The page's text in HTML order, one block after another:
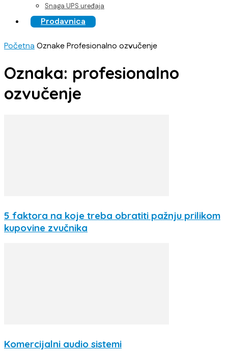
Snaga UPS uređaja
Prodavnica
PočetnaOznakeProfesionalno ozvučenje
Oznaka: profesionalno
ozvučenje
5 faktora na koje treba obratiti pažnju prilikom
kupovine zvučnika
Komercijalni audio sistemi